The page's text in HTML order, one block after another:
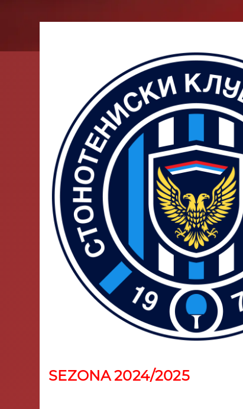
SEZONA 2024/2025